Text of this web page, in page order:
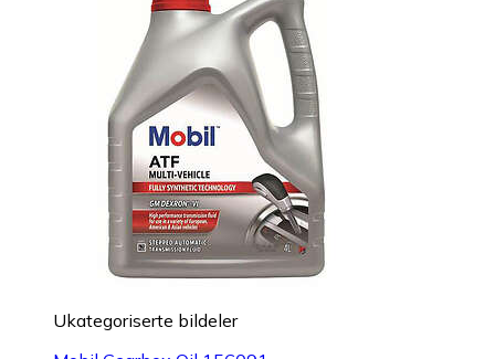
Ukategoriserte bildeler